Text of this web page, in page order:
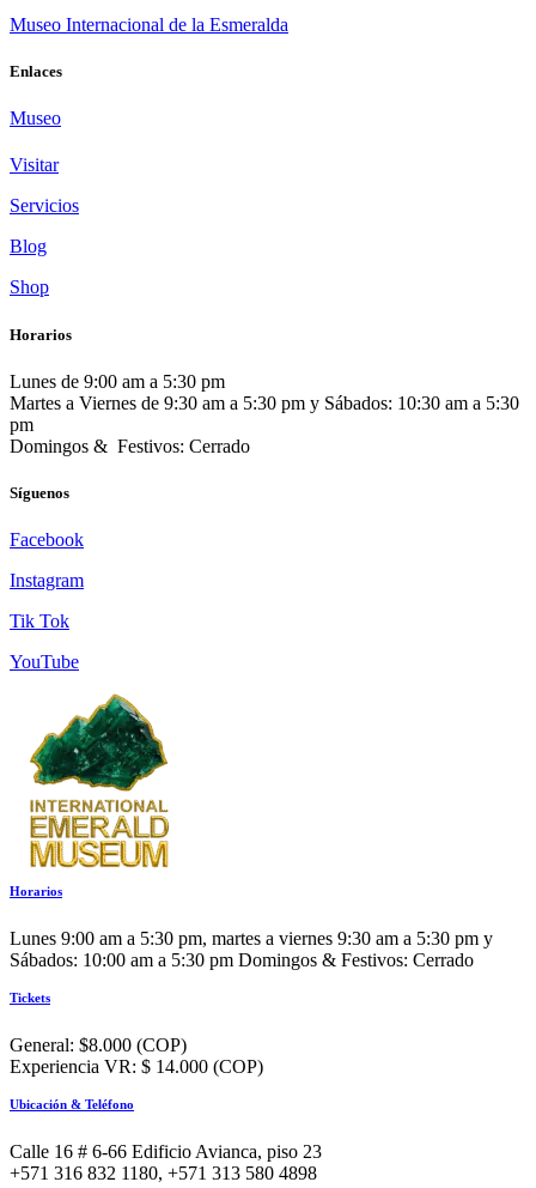
Museo Internacional de la Esmeralda
Enlaces
Museo
Visitar
Servicios
Blog
Shop
Horarios
Lunes de 9:00 am a 5:30 pm
Martes a Viernes de 9:30 am a 5:30 pm y Sábados: 10:30 am a 5:30
pm
Domingos & Festivos: Cerrado
Síguenos
Facebook
Instagram
Tik Tok
YouTube
Horarios
Lunes 9:00 am a 5:30 pm, martes a viernes 9:30 am a 5:30 pm y
Sábados: 10:00 am a 5:30 pm Domingos & Festivos: Cerrado
Tickets
General: $8.000 (COP)
Experiencia VR: $ 14.000 (COP)
Ubicación & Teléfono
Calle 16 # 6-66 Edificio Avianca, piso 23
+571 316 832 1180, +571 313 580 4898